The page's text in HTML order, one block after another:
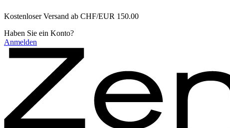
Inhalt
Kostenloser Versand ab CHF/EUR 150.00
Haben Sie ein Konto?
Anmelden